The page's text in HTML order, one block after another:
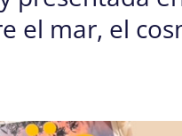
el mar, el